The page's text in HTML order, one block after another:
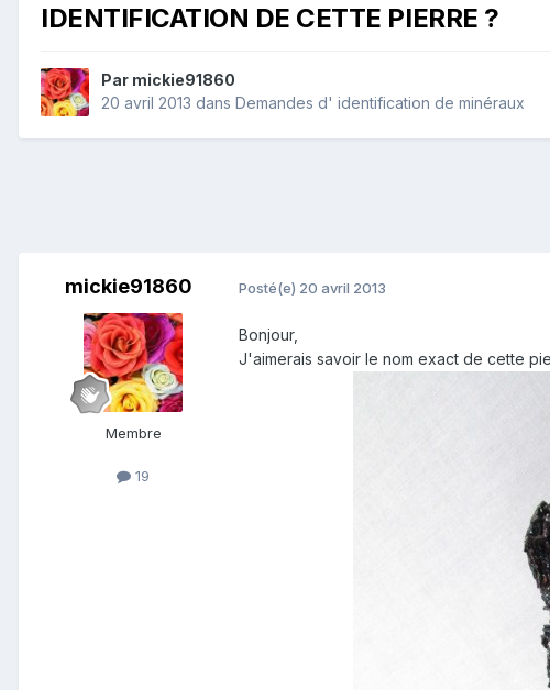
IDENTIFICATION DE CETTE PIERRE ?
Par mickie91860
20 avril 2013 dans Demandes d' identification de minéraux
mickie91860
Membre
19
Posté(e) 20 avril 2013
Bonjour,
J'aimerais savoir le nom exact de cette